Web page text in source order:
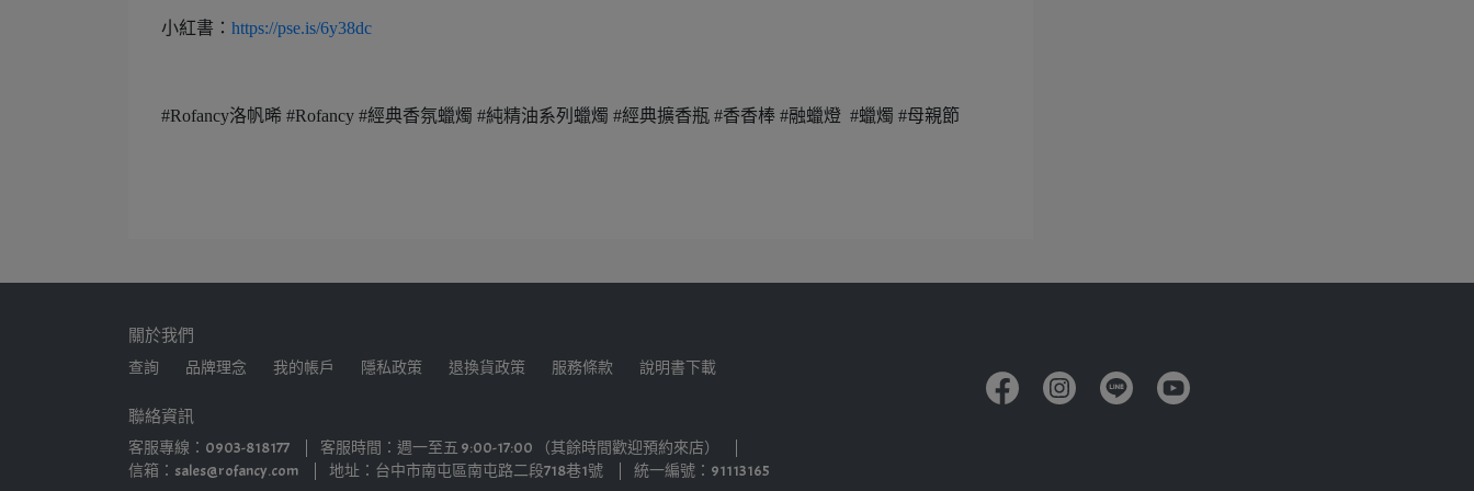
小紅書： https://pse.is/6y38dc
#Rofancy洛帆晞 #Rofancy #經典香氛蠟燭 #純精油系列蠟燭 #經典擴香瓶 #香香棒 #融蠟燈 #蠟燭 #母親節
關於我們
查詢 品牌理念 我的帳戶 隱私政策 退換貨政策 服務條款 說明書下載
聯絡資訊
客服專線：0903-818177
客服時間：週一至五 9:00-17:00 （其餘時間歡迎預約來店）
信箱：sales@rofancy.com
地址：台中市南屯區南屯路二段718巷1號 統一編號：91113165